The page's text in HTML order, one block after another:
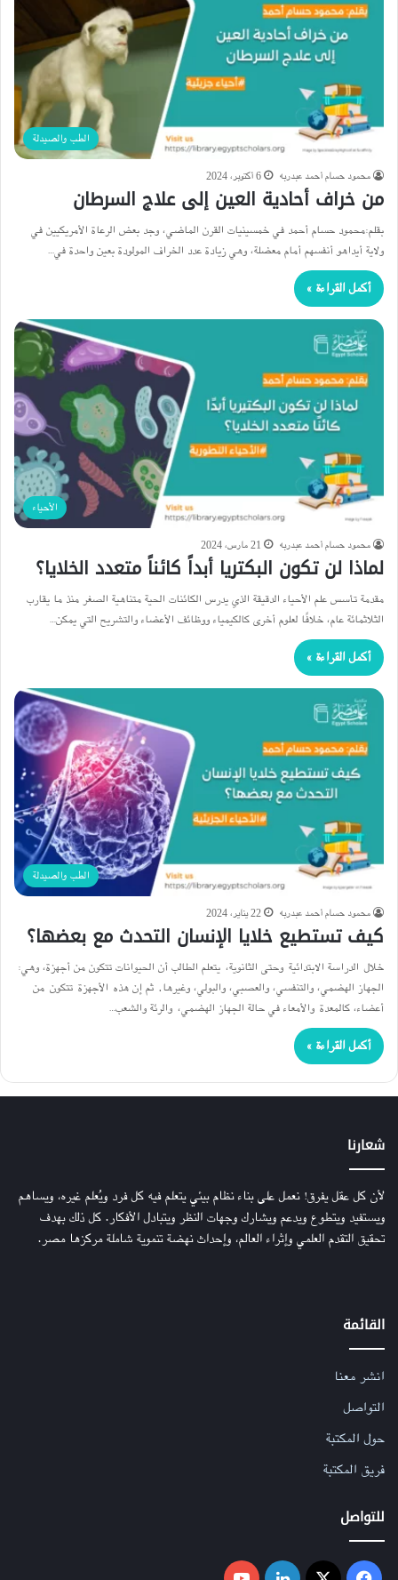
الطب والصيدلة
محمود حسام أحمد عبدربه 6 أكتوبر، 2024
من خراف أحادية العين إلى علاج السرطان
بقلم:محمود حسام أحمد في خمسينيات القرن الماضي، وجد بعض الرعاة الأمريكيين في
ولاية أيداهو أنفسهم أمام معضلة، وهي زيادة عدد الخراف المولودة بعين واحدة في…
أكمل القراءة »
الأحياء
محمود حسام أحمد عبدربه 21 مارس، 2024
لماذا لن تكون البكتريا أبداً كائناً متعدد الخلايا؟
مقدمة تأسس علم الأحياء الدقيقة الذي يدرس الكائنات الحية متناهية الصغر منذ ما يقارب
الثلاثمائة عام، خلافًا لعلوم أخرى كالكيمياء ووظائف الأعضاء والتشريح التي يمكن…
أكمل القراءة »
الطب والصيدلة
محمود حسام أحمد عبدربه 22 يناير، 2024
كيف تستطيع خلايا الإنسان التحدث مع بعضها؟
خلال الدراسة الابتدائية وحتى الثانوية، يتعلم الطالب أن الحيوانات تتكون من أجهزة، وهي:
الجهاز الهضمي، والتنفسي، والعصبي، والبولي، وغيرها. ثم إن هذه الأجهزة تتكون من
أعضاء، كالمعدة والأمعاء في حالة الجهاز الهضمي، والرئة والشعب…
أكمل القراءة »
شعارنا
لأن كل عقل يفرق! نعمل على بناء نظام بيئي يتعلم فيه كل فرد ويُعلم غيره، ويساهم
ويستفيد ويتطوع ويدعم ويشارك وجهات النظر ويتبادل الأفكار. كل ذلك بهدف
تحقيق التقدم العلمي وإثراء العالم، وإحداث نهضة تنموية شاملة مركزها مصر.
القائمة
انشر معنا
التواصل
حول المكتبة
فريق المكتبة
للتواصل